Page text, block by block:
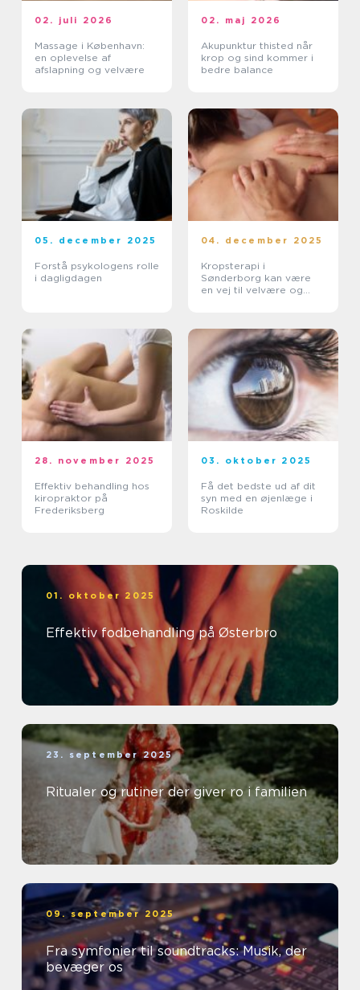
02. juli 2026
Massage i København:
en oplevelse af
afslapning og velvære
02. maj 2026
Akupunktur thisted når
krop og sind kommer i
bedre balance
05. december 2025
Forstå psykologens rolle
i dagligdagen
04. december 2025
Kropsterapi i
Sønderborg kan være
en vej til velvære og
28. november 2025
Effektiv behandling hos
kiropraktor på
Frederiksberg
03. oktober 2025
Få det bedste ud af dit
syn med en øjenlæge i
Roskilde
01. oktober 2025
Effektiv fodbehandling på Østerbro
23. september 2025
Ritualer og rutiner der giver ro i familien
09. september 2025
Fra symfonier til soundtracks: Musik, der
bevæger os